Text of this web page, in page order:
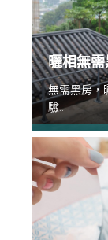
曬相無
無需黑房，
驗...